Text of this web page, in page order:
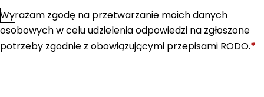
Zgoda*
Wyrażam zgodę na przetwarzanie moich danych
osobowych w celu udzielenia odpowiedzi na zgłoszone
potrzeby zgodnie z obowiązującymi przepisami RODO.*